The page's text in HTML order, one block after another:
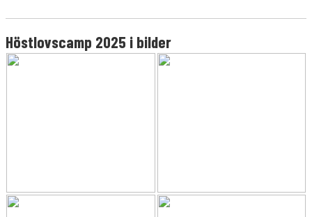
Höstlovscamp 2025 i bilder